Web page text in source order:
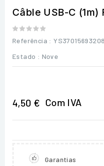
Câble USB-C (1m)
Referência :
Estado : Nove
4,50 € Com IVA
Garantias